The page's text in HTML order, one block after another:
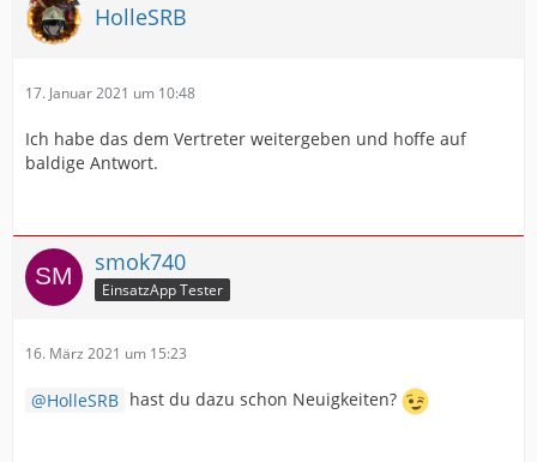
HolleSRB
17. Januar 2021 um 10:48
Ich habe das dem Vertreter weitergeben und hoffe auf
baldige Antwort.
smok740
EinsatzApp Tester
16. März 2021 um 15:23
HolleSRB hast du dazu schon Neuigkeiten?